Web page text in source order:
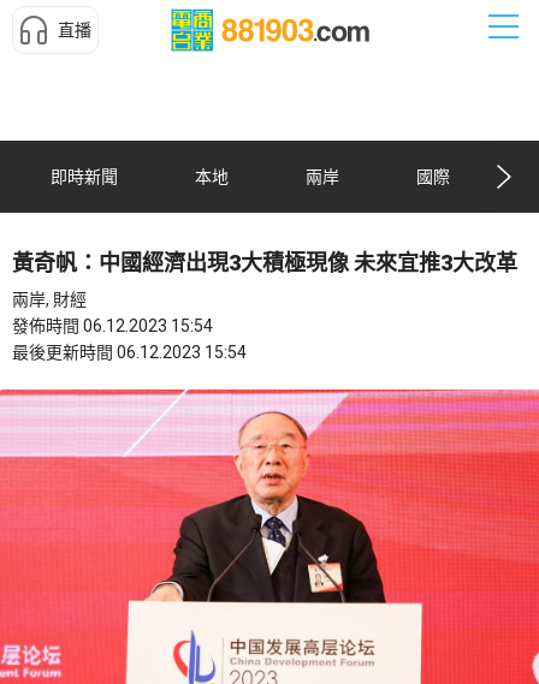
直播
即時新聞 本地 兩岸 國際
黃奇帆：中國經濟出現3大積極現像 未來宜推3大改革
兩岸, 財經
發佈時間 06.12.2023 15:54
最後更新時間 06.12.2023 15:54